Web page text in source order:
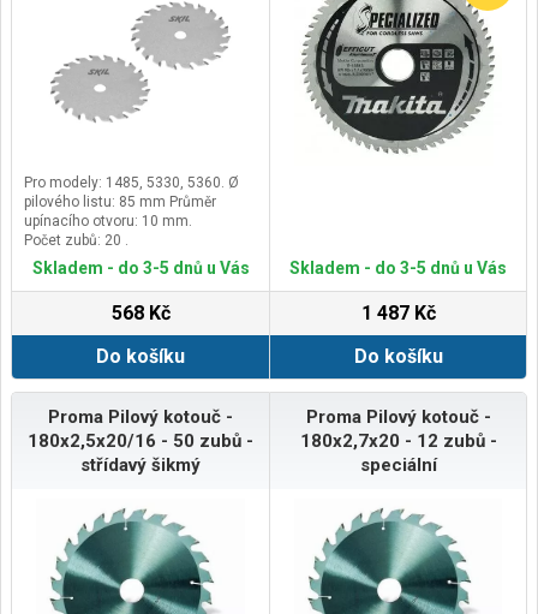
Pro modely: 1485, 5330, 5360. Ø
pilového listu: 85 mm Průměr
upínacího otvoru: 10 mm.
Počet zubů: 20 .
Skladem - do 3-5 dnů u Vás
568 Kč
Do košíku
Skladem - do 3-5 dnů u Vás
1 487 Kč
Do košíku
Proma Pilový kotouč -
180x2,5x20/16 - 50 zubů -
střídavý šikmý
Proma Pilový kotouč -
180x2,7x20 - 12 zubů -
speciální